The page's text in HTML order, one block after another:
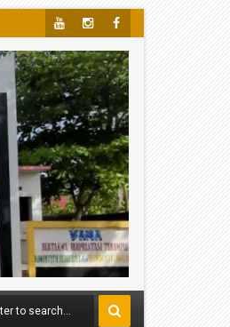
Face
Boo
K
Insta
Gra
M
Yout
Ube